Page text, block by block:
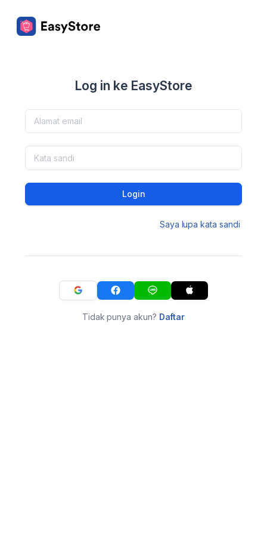
Log in ke EasyStore
Login
Saya lupa kata sandi
Tidak punya akun? Daftar